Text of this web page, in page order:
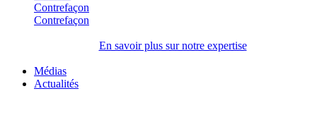
Contrefaçon
Contrefaçon
En savoir plus sur notre expertise
Médias
Actualités